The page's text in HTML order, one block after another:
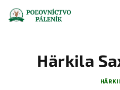
obsah
Härkila